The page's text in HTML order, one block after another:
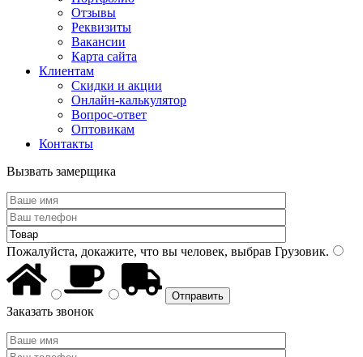
Отзывы
Реквизиты
Вакансии
Карта сайта
Клиентам
Скидки и акции
Онлайн-калькулятор
Вопрос-ответ
Оптовикам
Контакты
Вызвать замерщика
Пожалуйста, докажите, что вы человек, выбрав Грузовик.
Заказать звонок